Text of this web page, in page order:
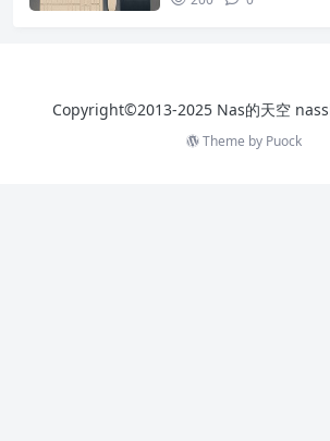
Copyright©2013-2025 Nas的天空
Theme by Puock